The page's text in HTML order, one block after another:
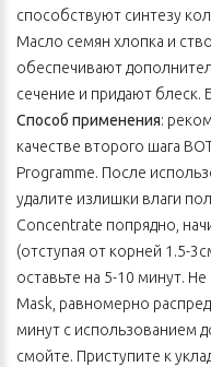
способствуют синтезу
Масло семян хлопка и
обеспечивают
сечение и придают блеск.
Способ применения:
качестве второго шага
Programme. После
удалите излишки влаги
Concentrate попрядно,
(отступая от корней 1.5-
оставьте на 5-10 минут.
Mask, равномерно
минут с использованием
смойте. Приступите к